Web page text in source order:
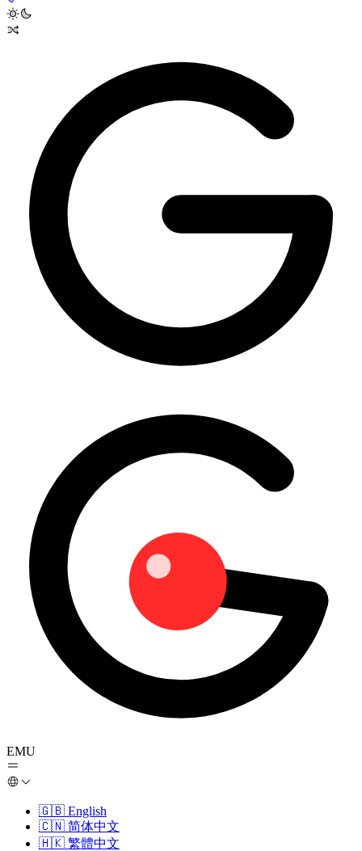
EMU
🇬🇧 English
🇨🇳 简体中文
🇭🇰 繁體中文